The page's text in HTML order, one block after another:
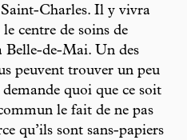
Charles. Il y vivra
centre de soins de
Belle-de-Mai. Un des
peuvent trouver un peu
demande quoi que ce soit
le fait de ne pas
qu’ils sont sans-papiers